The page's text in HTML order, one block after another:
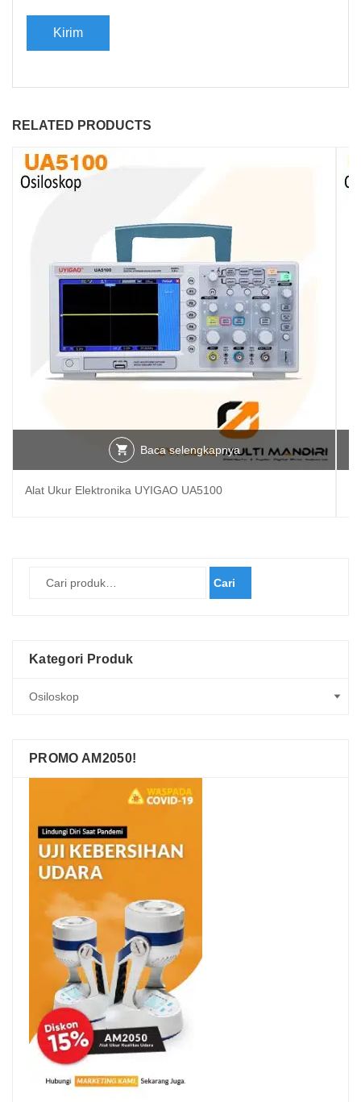
RELATED PRODUCTS
Baca selengkapnya
Alat Ukur Elektronika UYIGAO UA5100
Cari
Kategori Produk
PROMO AM2050!